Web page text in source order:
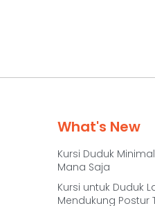
What's New
Kursi Duduk
Mana Saja
Kursi untuk Duduk
Mendukung Postur